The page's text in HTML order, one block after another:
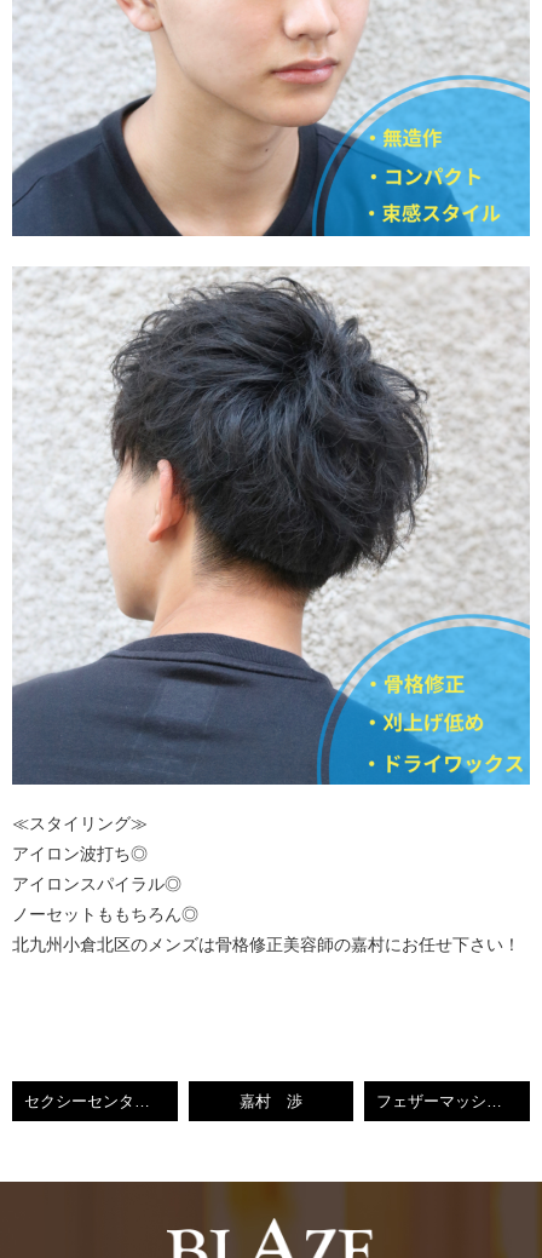
≪スタイリング≫
アイロン波打ち◎
アイロンスパイラル◎
ノーセットももちろん◎
北九州小倉北区のメンズは骨格修正美容師の嘉村にお任せ下さい！
セクシーセンターパート解説 嘉村 渉 フェザーマッシュ解説【小倉美容室】